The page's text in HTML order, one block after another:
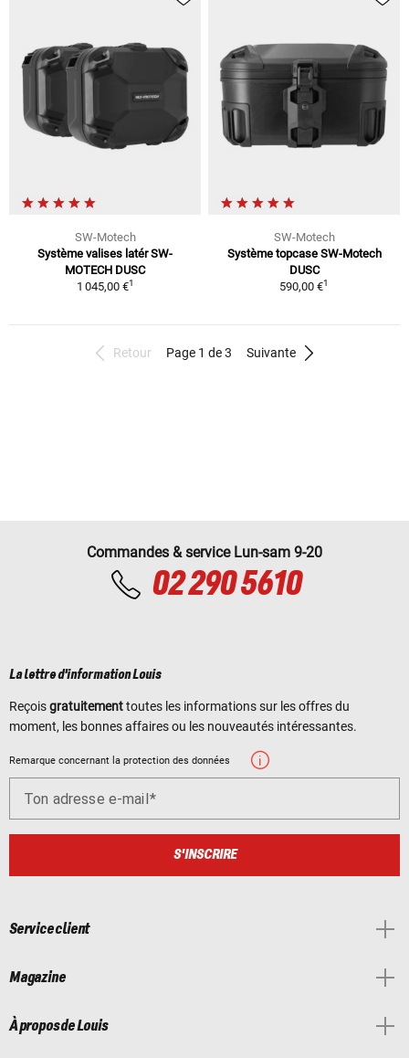
SW-Motech
Système valises latér SW-
MOTECH DUSC
1 045,00 €1
SW-Motech
Système topcase SW-Motech
DUSC
590,00 €1
Retour Page 1 de 3 Suivante
Commandes & service Lun-sam 9-20
02 290 5610
La lettre d'information Louis
Reçoisgratuitementtoutes les informations sur les offres du
moment, les bonnes affaires ou les nouveautés intéressantes.
Remarque concernant la protection des données
Ton adresse e-mail
S'INSCRIRE
Service client
Magazine
À propos de Louis